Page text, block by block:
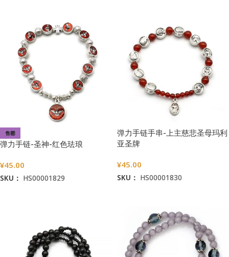
售罄
弹力手链-圣神-红色珐琅
¥45.00
SKU： HS00001829
弹力手链手串-上主慈悲圣母玛利
亚圣牌
¥45.00
SKU： HS00001830